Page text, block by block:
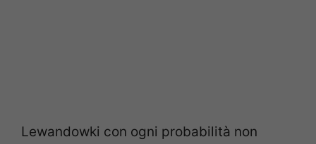
Lewandowki con ogni probabilità non